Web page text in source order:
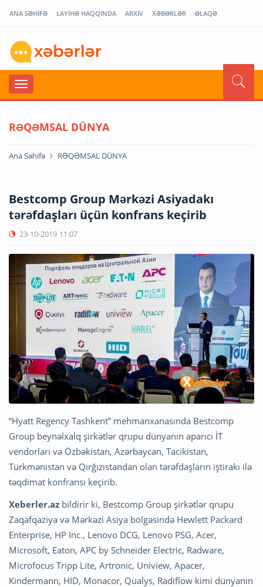
ANA SƏHİFƏ LAYİHƏ HAQQINDA ARXİV XƏBƏRLƏR ƏLAQƏ
RƏQƏMSAL DÜNYA
Ana Səhifə RƏQƏMSAL DÜNYA
Bestcomp Group Mərkəzi Asiyadakı
tərəfdaşları üçün konfrans keçirib
23-10-2019 11:07
“Hyatt Regency Tashkent” mehmanxanasında Bestcomp
Group beynəlxalq şirkətlər qrupu dünyanın aparıcı İT
vendorları və Özbəkistan, Azərbaycan, Tacikistan,
Türkmənistan və Qırğızıstandan olan tərəfdaşların iştirakı ilə
təqdimat konfransı keçirib.
Xeberler.az bildirir ki, Bestcomp Group şirkətlər qrupu
Zaqafqaziya və Mərkəzi Asiya bölgəsində Hewlett Packard
Enterprise, HP Inc., Lenovo DCG, Lenovo PSG, Acer,
Microsoft, Eaton, APC by Schneider Electric, Radware,
Microfocus Tripp Lite, Artronic, Uniview, Apacer,
Kindermann, HID, Monacor, Qualys, Radiflow kimi dünyanın